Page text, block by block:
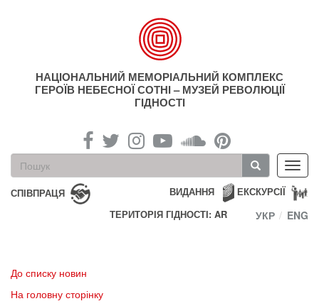
НАЦІОНАЛЬНИЙ МЕМОРІАЛЬНИЙ КОМПЛЕКС
ГЕРОЇВ НЕБЕСНОЇ СОТНІ – МУЗЕЙ РЕВОЛЮЦІЇ
ГІДНОСТІ
Пошукова
форма
Пошук
СПІВПРАЦЯ ЕКСКУРСІЇ
ВИДАННЯ
ТЕРИТОРІЯ ГІДНОСТІ: AR
УКР ENG
До списку новин
На головну сторінку